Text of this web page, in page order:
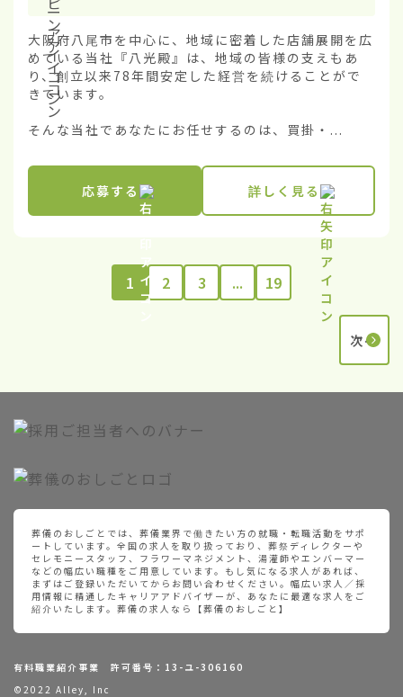
大阪府八尾市を中心に、地域に密着した店舗展開を広
めている当社『八光殿』は、地域の皆様の支えもあ
り、創立以来78年間安定した経営を続けることがで
きています。
そんな当社であなたにお任せするのは、買掛・...
応募する 詳しく見る
1 2 3 ... 19
次へ
葬儀のおしごとでは、葬儀業界で働きたい方の就職・転職活動をサポ
ートしています。全国の求人を取り扱っており、葬祭ディレクターや
セレモニースタッフ、フラワーマネジメント、湯灌師やエンバーマー
などの幅広い職種をご用意しています。もし気になる求人があれば、
まずはご登録いただいてからお問い合わせください。幅広い求人／採
用情報に精通したキャリアアドバイザーが、あなたに最適な求人をご
紹介いたします。葬儀の求人なら【葬儀のおしごと】
有料職業紹介事業 許可番号：13-ユ-306160
©2022 Alley, Inc